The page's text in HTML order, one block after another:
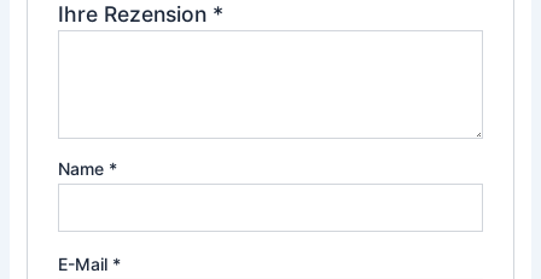
Ihre Rezension *
Name *
E-Mail *